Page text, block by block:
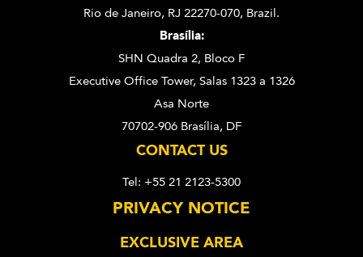
Rio de Janeiro, RJ 22270-070, Brazil.
Brasília:
SHN Quadra 2, Bloco F
Executive Office Tower, Salas 1323 a 1326
Asa Norte
70702-906 Brasília, DF
CONTACT US
Tel: +55 21 2123-5300
PRIVACY NOTICE
EXCLUSIVE AREA